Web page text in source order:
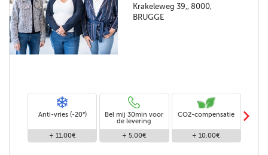
Krakeleweg 39,, 8000,
BRUGGE
Anti-vries (-20°)
+ 11,00€
Bel mij 30min voor
de levering
+ 5,00€
CO2-compensatie
+ 10,00€
m